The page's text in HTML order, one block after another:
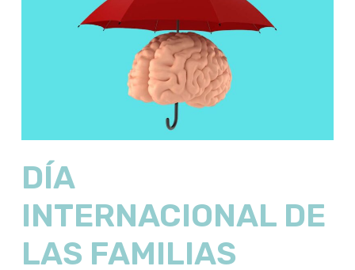
DÍA
INTERNACIONAL DE
LAS FAMILIAS